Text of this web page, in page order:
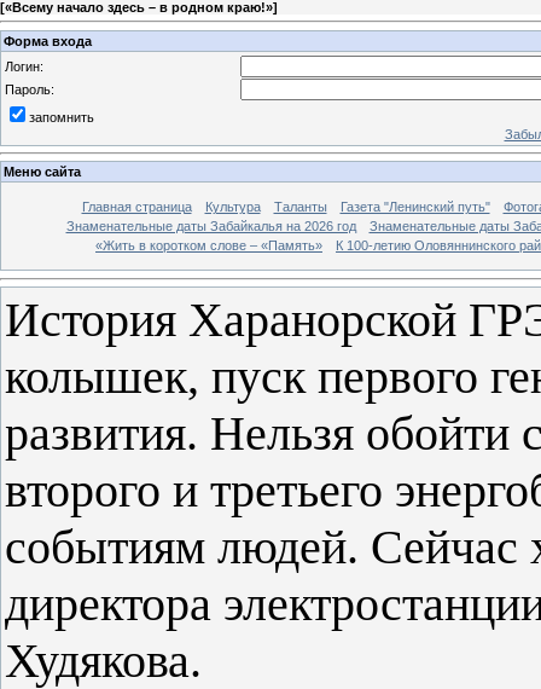
[«Всему начало здесь – в родном краю!»]
Форма входа
Логин:
Пароль:
запомнить
Меню сайта
Главная страница Культура Таланты Газета "Ленинский путь"
Знаменательные даты Забайкалья на 2026 год
Знаменательные даты
«Жить в коротком слове – «Память»
К 100-летию Оловяннинского
История Харанорской
колышек, пуск первого
развития. Нельзя обойти
второго и третьего
событиям людей. Сейчас
директора
Худякова.